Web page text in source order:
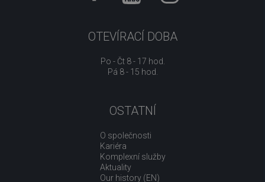
OTEVÍRACÍ DOBA
Po - Čt 8 - 17 hod.
Pá 8 - 15 hod.
OSTATNÍ
O společnosti
Kariéra
Komplexní služby
Aktuality
Our history (EN)